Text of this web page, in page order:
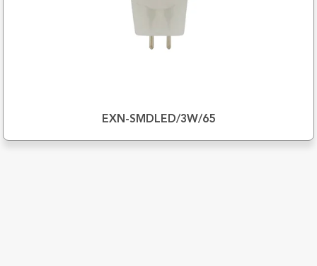
EXN-SMDLED/3W/65